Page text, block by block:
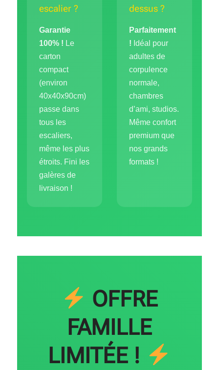
escalier ?
Garantie
100% ! Le
carton
compact
(environ
40x40x90cm)
passe dans
tous les
escaliers,
même les plus
étroits. Fini les
galères de
livraison !
dessus ?
Parfaitement
! Idéal pour
adultes de
corpulence
normale,
chambres
d’ami, studios.
Même confort
premium que
nos grands
formats !
OFFRE
FAMILLE
LIMITÉE !